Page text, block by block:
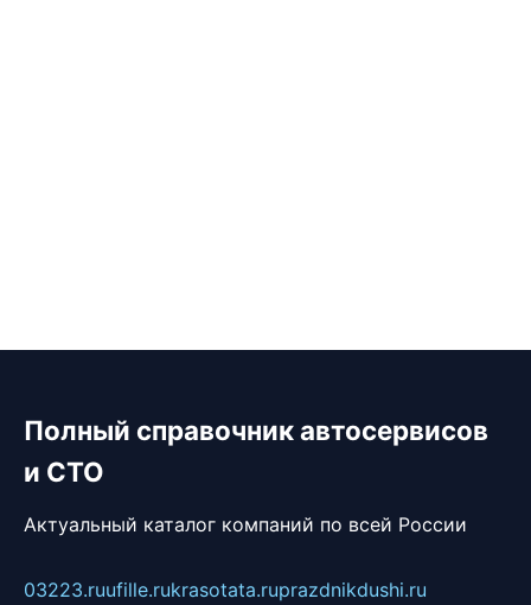
Полный справочник автосервисов
и СТО
Актуальный каталог компаний по всей России
03223.ruufille.rukrasotata.ruprazdnikdushi.ru